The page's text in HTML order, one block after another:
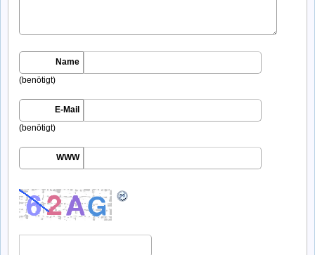
Name
(benötigt)
E-Mail
(benötigt)
WWW